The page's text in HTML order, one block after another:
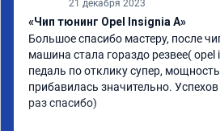
21 декабря 2023
«Чип тюнинг Opel Insignia A»
Большое спасибо мастеру, после
машина стала гораздо резвее( opel
педаль по отклику супер, мощность
прибавилась значительно.
раз спасибо)